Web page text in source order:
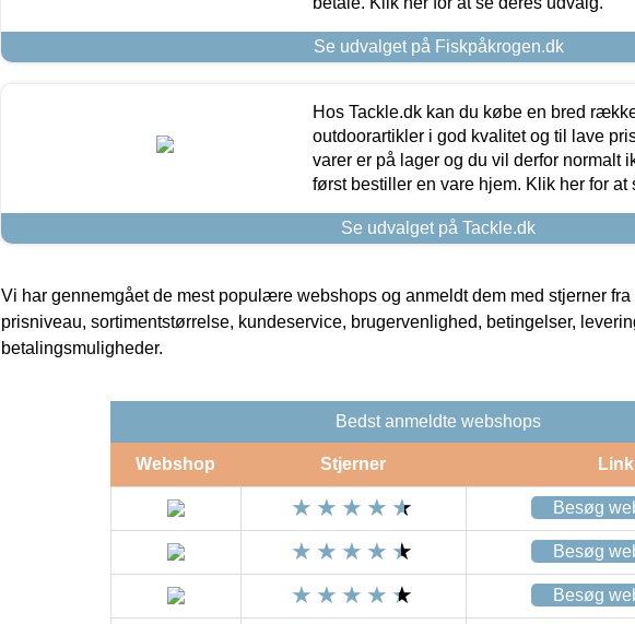
Se udvalget på Fiskpåkrogen.dk
Hos Tackle.dk kan du købe en bred
outdoorartikler i god kvalitet og til lave
varer er på lager og du vil derfor normalt
først bestiller en vare hjem. Klik her for at
Se udvalget på Tackle.dk
Vi har gennemgået de mest populære webshops og anmeldt dem med stjerner fra
prisniveau, sortimentstørrelse, kundeservice, brugervenlighed, betingelser,
betalingsmuligheder.
Bedst anmeldte webshops
Webshop Stjerner Link
Besøg
Besøg
Besøg